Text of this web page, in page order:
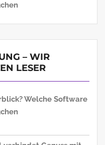
– WIR
LESER
Welche Software